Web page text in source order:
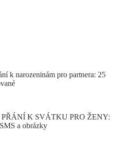
k narozeninám pro partnera: 25
PŘÁNÍ K SVÁTKU PRO ŽENY:
a obrázky